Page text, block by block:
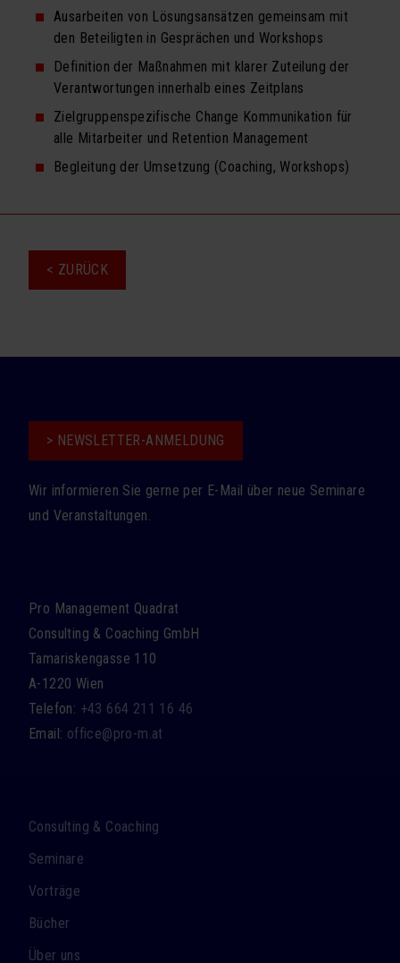
Downloads
UDO
KONTAKT
Ausarbeiten von Lösungsansätzen gemeinsam mit
den Beteiligten in Gesprächen und Workshops
Definition der Maßnahmen mit klarer Zuteilung der
Verantwortungen innerhalb eines Zeitplans
Zielgruppenspezifische Change Kommunikation für
alle Mitarbeiter und Retention Management
Begleitung der Umsetzung (Coaching, Workshops)
< ZURÜCK
> NEWSLETTER-ANMELDUNG
Wir informieren Sie gerne per E-Mail über neue Seminare
und Veranstaltungen.
Pro Management Quadrat
Consulting & Coaching GmbH
Tamariskengasse 110
A-1220 Wien
Telefon: +43 664 211 16 46
Email: office@pro-m.at
Navigation
überspringen
Consulting & Coaching
Seminare
Vorträge
Bücher
Über uns